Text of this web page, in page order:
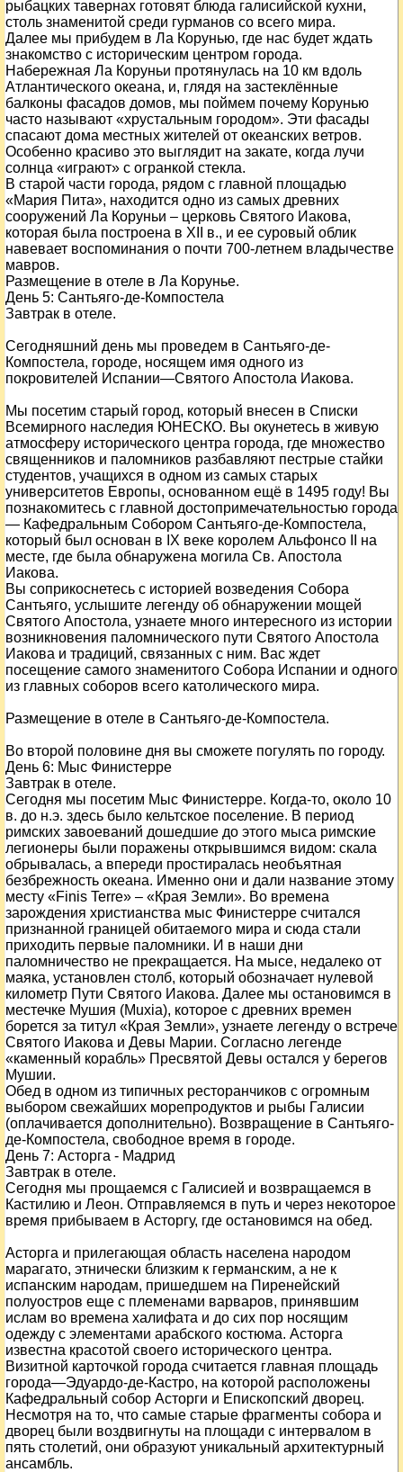
рыбацких тавернах готовят блюда галисийской кухни,
столь знаменитой среди гурманов со всего мира.
Далее мы прибудем в Ла Корунью, где нас будет ждать
знакомство с историческим центром города.
Набережная Ла Коруньи протянулась на 10 км вдоль
Атлантического океана, и, глядя на застеклённые
балконы фасадов домов, мы поймем почему Корунью
часто называют «хрустальным городом». Эти фасады
спасают дома местных жителей от океанских ветров.
Особенно красиво это выглядит на закате, когда лучи
солнца «играют» с огранкой стекла.
В старой части города, рядом с главной площадью
«Мария Пита», находится одно из самых древних
сооружений Ла Коруньи – церковь Святого Иакова,
которая была построена в XII в., и ее суровый облик
навевает воспоминания о почти 700-летнем владычестве
мавров.
Размещение в отеле в Ла Корунье.
День 5: Сантьяго-де-Компостела
Завтрак в отеле.
Сегодняшний день мы проведем в Сантьяго-де-
Компостела, городе, носящем имя одного из
покровителей Испании—Святого Апостола Иакова.
Мы посетим старый город, который внесен в Списки
Всемирного наследия ЮНЕСКО. Вы окунетесь в живую
атмосферу исторического центра города, где множество
священников и паломников разбавляют пестрые стайки
студентов, учащихся в одном из самых старых
университетов Европы, основанном ещё в 1495 году! Вы
познакомитесь с главной достопримечательностью города
— Кафедральным Собором Сантьяго-де-Компостела,
который был основан в IX веке королем Альфонсо II на
месте, где была обнаружена могила Св. Апостола
Иакова.
Вы соприкоснетесь с историей возведения Собора
Сантьяго, услышите легенду об обнаружении мощей
Святого Апостола, узнаете много интересного из истории
возникновения паломнического пути Святого Апостола
Иакова и традиций, связанных с ним. Вас ждет
посещение самого знаменитого Собора Испании и одного
из главных соборов всего католического мира.
Размещение в отеле в Сантьяго-де-Компостела.
Во второй половине дня вы сможете погулять по городу.
День 6: Мыс Финистерре
Завтрак в отеле.
Сегодня мы посетим Мыс Финистерре. Когда-то, около 10
в. до н.э. здесь было кельтское поселение. В период
римских завоеваний дошедшие до этого мыса римские
легионеры были поражены открывшимся видом: скала
обрывалась, а впереди простиралась необъятная
безбрежность океана. Именно они и дали название этому
месту «Finis Terre» – «Края Земли». Во времена
зарождения христианства мыс Финистерре считался
признанной границей обитаемого мира и сюда стали
приходить первые паломники. И в наши дни
паломничество не прекращается. На мысе, недалеко от
маяка, установлен столб, который обозначает нулевой
километр Пути Святого Иакова. Далее мы остановимся в
местечке Мушия (Muxia), которое с древних времен
борется за титул «Края Земли», узнаете легенду о встрече
Святого Иакова и Девы Марии. Согласно легенде
«каменный корабль» Пресвятой Девы остался у берегов
Мушии.
Обед в одном из типичных ресторанчиков с огромным
выбором свежайших морепродуктов и рыбы Галисии
(оплачивается дополнительно). Возвращение в Сантьяго-
де-Компостела, свободное время в городе.
День 7: Асторга - Мадрид
Завтрак в отеле.
Сегодня мы прощаемся с Галисией и возвращаемся в
Кастилию и Леон. Отправляемся в путь и через некоторое
время прибываем в Асторгу, где остановимся на обед.
Асторга и прилегающая область населена народом
марагато, этнически близким к германским, а не к
испанским народам, пришедшем на Пиренейский
полуостров еще с племенами варваров, принявшим
ислам во времена халифата и до сих пор носящим
одежду с элементами арабского костюма. Асторга
известна красотой своего исторического центра.
Визитной карточкой города считается главная площадь
города—Эдуардо-де-Кастро, на которой расположены
Кафедральный собор Асторги и Епископский дворец.
Несмотря на то, что самые старые фрагменты собора и
дворец были воздвигнуты на площади с интервалом в
пять столетий, они образуют уникальный архитектурный
ансамбль.